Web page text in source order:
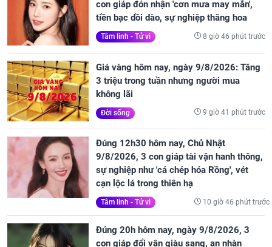
con giáp đón nhận 'cơn mưa may mắn',
tiền bạc dồi dào, sự nghiệp thăng hoa
Tâm linh - Tử vi 8 giờ 46 phút trước
Giá vàng hôm nay, ngày 9/8/2026: Tăng
3 triệu trong tuần nhưng người mua
không lãi
Đời sống 9 giờ 41 phút trước
Đúng 12h30 hôm nay, Chủ Nhật
9/8/2026, 3 con giáp tài vận hanh thông,
sự nghiệp như 'cá chép hóa Rồng', vét
cạn lộc lá trong thiên hạ
Tâm linh - Tử vi 10 giờ 46 phút trước
Đúng 20h hôm nay, ngày 9/8/2026, 3
con giáp đổi vận giàu sang, an nhàn